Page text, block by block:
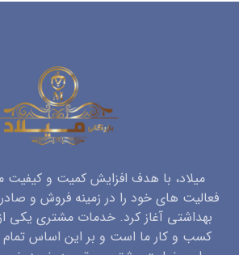
میلاد، با هدف افزایش کمیت و
فعالیت های خود را در زمینه فروش و
بهداشتی آغاز کرد. خدمات مشتری یکی
کسب و کار ما است و بر این اساس تمام